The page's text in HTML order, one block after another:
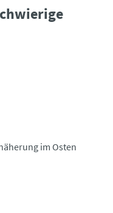
im Osten